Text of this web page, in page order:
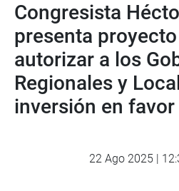
Congresista
presenta
autorizar a los
Regionales y
inversión en favor
22 Ago 2025 |